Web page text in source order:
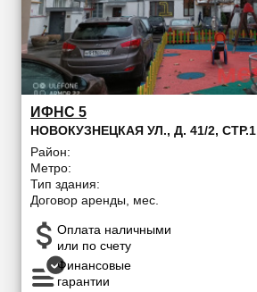
ИФНС 5
НОВОКУЗНЕЦКАЯ УЛ., Д. 41/2, СТР.1
Район:
Метро:
Тип здания:
Договор аренды, мес.
Оплата наличными
или по счету
Финансовые
гарантии